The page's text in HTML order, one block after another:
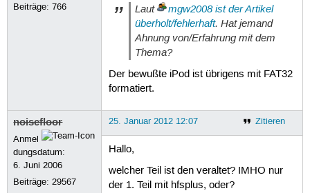
Beiträge:766 Laut mgw2008 ist der Artikel
überholt/fehlerhaft. Hat jemand
Ahnung von/Erfahrung mit dem
Thema?
Der bewußte iPod ist übrigens mit FAT32
formatiert.
noisefloor
Anmel
dungsdatum:
6. Juni 2006
Beiträge:29567
Zitieren
25. Januar 2012 12:07
Hallo,
welcher Teil ist den veraltet? IMHO nur
der 1. Teil mit hfsplus, oder?